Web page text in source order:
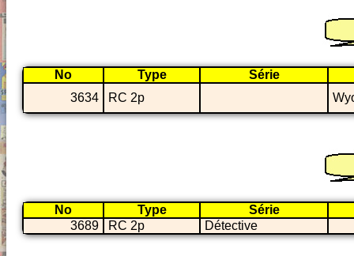
No Type
Série
3634
RC 2p
No Type
Série
3689
RC 2p Détective